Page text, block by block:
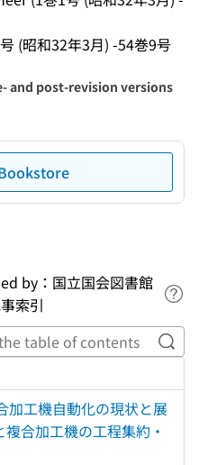
(昭和32年3月) -54巻9号
and post-revision versions
by：国立国会図書館
索引
加工機自動化の現状と展
合加工機の工程集約・